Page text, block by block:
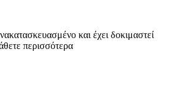
και έχει δοκιμαστεί
περισσότερα